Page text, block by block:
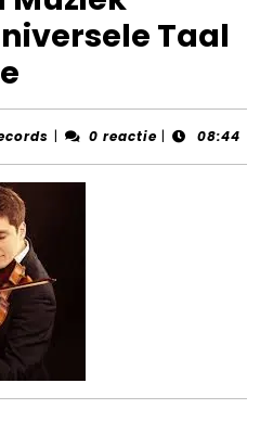
Taal
accent-
| 0 reactie | 08:44